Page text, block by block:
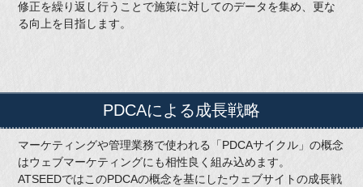
修正を繰り返し行うことで施策に対してのデータを集め、更な
る向上を目指します。
PDCAによる成長戦略
マーケティングや管理業務で使われる「PDCAサイクル」の概念
はウェブマーケティングにも相性良く組み込めます。
ATSEEDではこのPDCAの概念を基にしたウェブサイトの成長戦